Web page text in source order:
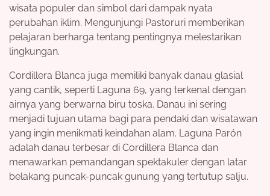
wisata populer dan simbol dari dampak nyata
perubahan iklim. Mengunjungi Pastoruri memberikan
pelajaran berharga tentang pentingnya melestarikan
lingkungan.
Cordillera Blanca juga memiliki banyak danau glasial
yang cantik, seperti Laguna 69, yang terkenal dengan
airnya yang berwarna biru toska. Danau ini sering
menjadi tujuan utama bagi para pendaki dan wisatawan
yang ingin menikmati keindahan alam. Laguna Parón
adalah danau terbesar di Cordillera Blanca dan
menawarkan pemandangan spektakuler dengan latar
belakang puncak-puncak gunung yang tertutup salju.